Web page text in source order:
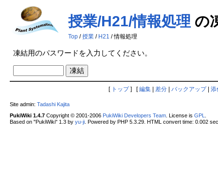
授業/H21/情報処理 の
Top/授業/ H21 / 情報処理
凍結用のパスワードを入力してください。
[ トップ] [編集 差分 バックアップ| 添
Site admin: Tadashi Kajita
PukiWiki 1.4.7Copyright © 2001-2006 PukiWiki Developers Team. License is GPL
Based on "PukiWiki" 1.3 by yu-ji. Powered by PHP 5.3.29. HTML convert time: 0.002